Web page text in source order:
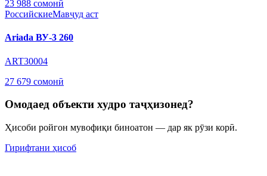
23 988 сомонӣ
РоссийскиеМавҷуд аст
Ariada ВУ-3 260
ART30004
27 679 сомонӣ
Омодаед объекти худро таҷҳизонед?
Ҳисоби ройгон мувофиқи биноатон — дар як рӯзи корӣ.
Гирифтани ҳисоб